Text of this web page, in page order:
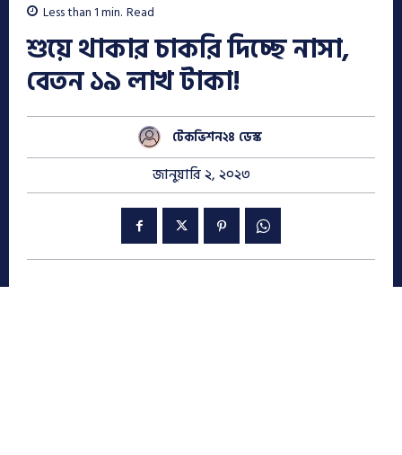
Less than 1min. Read
শুয়ে থাকার চাকরি দিচ্ছে নাসা,
বেতন ১৯ লাখ টাকা!
টেকভিশন২৪ ডেস্ক
জানুয়ারি ২, ২০২৩